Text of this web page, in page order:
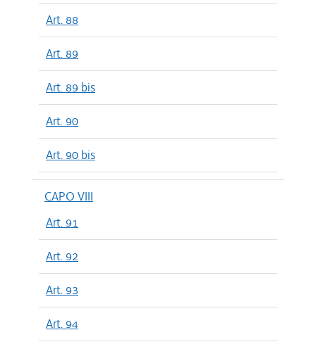
Art. 88
Art. 89
Art. 89 bis
Art. 90
Art. 90 bis
CAPO VIII
Art. 91
Art. 92
Art. 93
Art. 94